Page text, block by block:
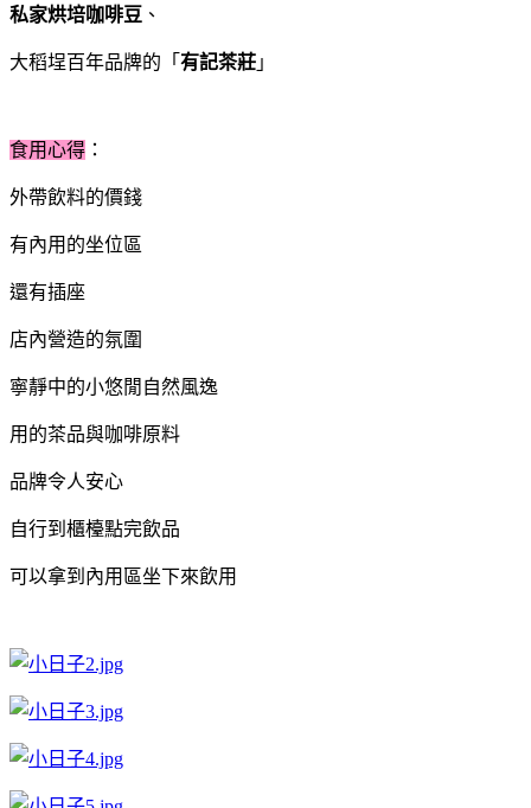
私家烘培咖啡豆 、
大稻埕百年品牌的「 有記茶莊 」
食用心得 ：
外帶飲料的價錢
有內用的坐位區
還有插座
店內營造的氛圍
寧靜中的小悠閒自然風逸
用的茶品與咖啡原料
品牌令人安心
自行到櫃檯點完飲品
可以拿到內用區坐下來飲用